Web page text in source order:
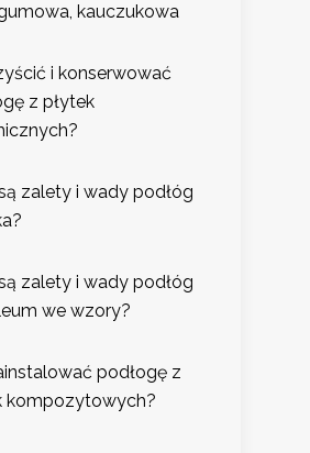
kauczukowa
i konserwować
z płytek
zalety i wady podłóg
zalety i wady podłóg
we wzory?
podłogę z
kompozytowych?